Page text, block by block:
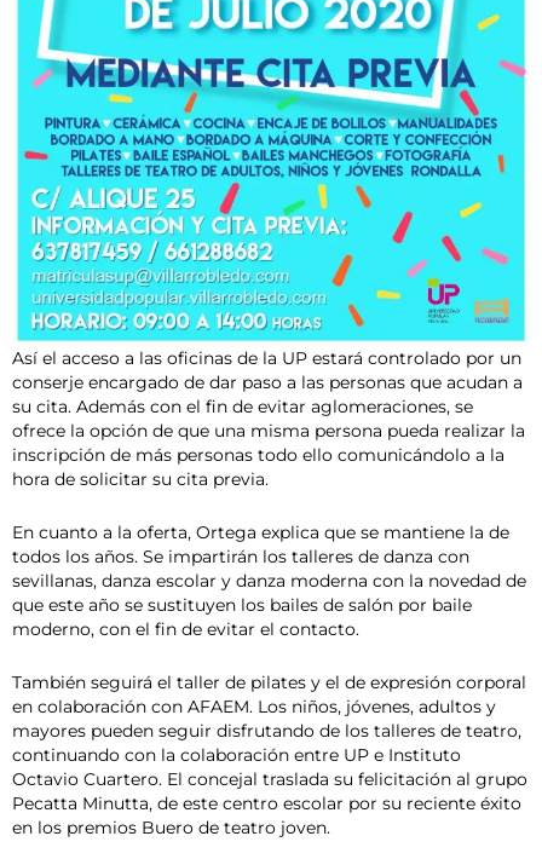
Así el acceso a las oficinas de la UP estará controlado por un
conserje encargado de dar paso a las personas que acudan a
su cita. Además con el fin de evitar aglomeraciones, se
ofrece la opción de que una misma persona pueda realizar la
inscripción de más personas todo ello comunicándolo a la
hora de solicitar su cita previa.
En cuanto a la oferta, Ortega explica que se mantiene la de
todos los años. Se impartirán los talleres de danza con
sevillanas, danza escolar y danza moderna con la novedad de
que este año se sustituyen los bailes de salón por baile
moderno, con el fin de evitar el contacto.
También seguirá el taller de pilates y el de expresión corporal
en colaboración con AFAEM. Los niños, jóvenes, adultos y
mayores pueden seguir disfrutando de los talleres de teatro,
continuando con la colaboración entre UP e Instituto
Octavio Cuartero. El concejal traslada su felicitación al grupo
Pecatta Minutta, de este centro escolar por su reciente éxito
en los premios Buero de teatro joven.